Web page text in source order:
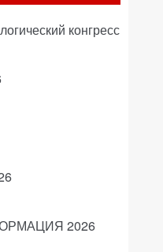
конгресс
2026